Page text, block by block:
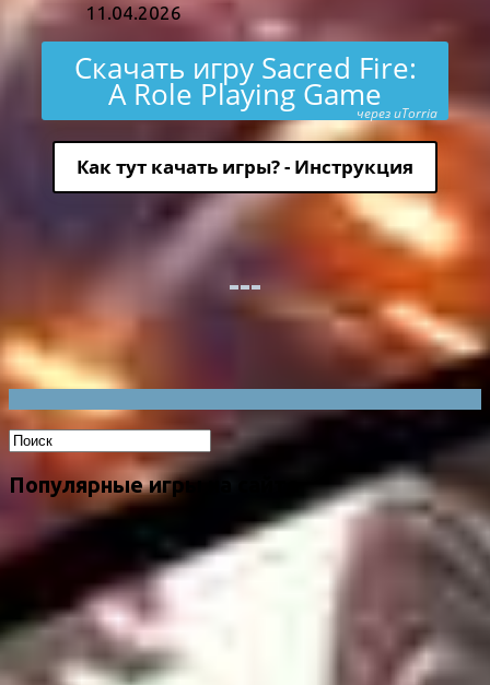
11.04.2026
Скачать игру Sacred Fire:
A Role Playing Gameчерез uTorria
Как тут качать игры? - Инструкция
Популярные игры на сайте